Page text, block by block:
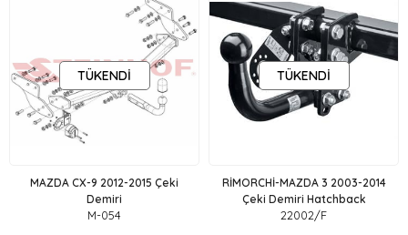
TÜKENDI
MAZDA CX-9 2012-2015 Çeki
Demiri
M-054
TÜKENDI
RİMORCHİ-MAZDA 3 2003-2014
Çeki Demiri Hatchback
22002/F